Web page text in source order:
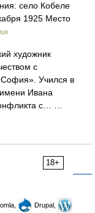
село Кобеле
1925 Место
художник
с
Учился в
Ивана
с… …
18+
Drupal,